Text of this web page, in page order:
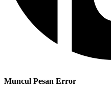
Muncul Pesan Error